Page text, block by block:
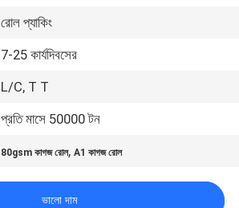
রোল প্যাকিং
7-25 কার্যদিবসের
L/C, T T
প্রতি মাসে 50000 টন
80gsm কাগজ রোল,A1 কাগজ রোল
ভালো দাম